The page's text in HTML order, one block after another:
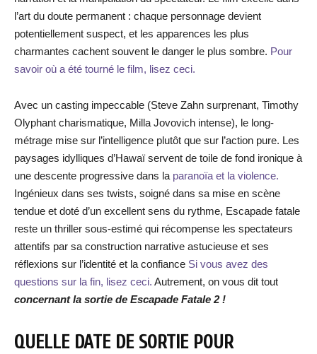
l’art du doute permanent : chaque personnage devient
potentiellement suspect, et les apparences les plus
charmantes cachent souvent le danger le plus sombre. Pour
savoir où a été tourné le film, lisez ceci.
Avec un casting impeccable (Steve Zahn surprenant, Timothy
Olyphant charismatique, Milla Jovovich intense), le long-
métrage mise sur l’intelligence plutôt que sur l’action pure. Les
paysages idylliques d’Hawaï servent de toile de fond ironique à
une descente progressive dans la paranoïa et la violence.
Ingénieux dans ses twists, soigné dans sa mise en scène
tendue et doté d’un excellent sens du rythme, Escapade fatale
reste un thriller sous-estimé qui récompense les spectateurs
attentifs par sa construction narrative astucieuse et ses
réflexions sur l’identité et la confiance Si vous avez des
questions sur la fin, lisez ceci. Autrement, on vous dit tout
concernant la sortie de Escapade Fatale 2 !
QUELLE DATE DE SORTIE POUR